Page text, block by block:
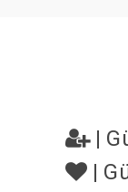
|
|